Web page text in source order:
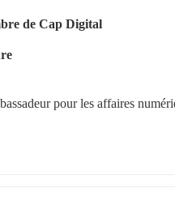
de Cap Digital
pour les affaires